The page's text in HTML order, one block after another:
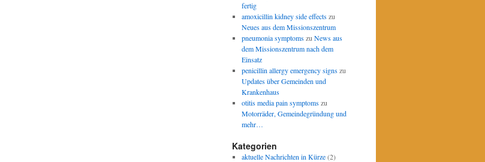
fertig
amoxicillin kidney side effectszu
Neues aus dem Missionszentrum
pneumonia symptomszu News aus
dem Missionszentrum nach dem
Einsatz
penicillin allergy emergency signszu
Updates über Gemeinden und
Krankenhaus
otitis media pain symptomszu
Motorräder, Gemeindegründung und
mehr…
Kategorien
aktuelle Nachrichten in Kürze(2)